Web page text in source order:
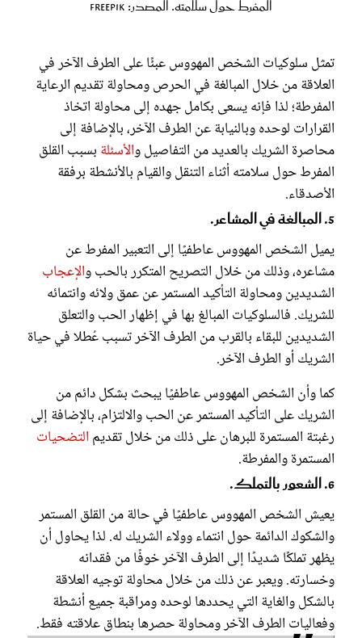
المفرط حول سلامته. المصدر: freepik
تمثل سلوكيات الشخص المهووس عبئًا على الطرف الآخر في
العلاقة من خلال المبالغة في الحرص ومحاولة تقديم الرعاية
المفرطة؛ لذا فإنه يسعى بكامل جهده إلى محاولة اتخاذ
القرارات لوحده وبالنيابة عن الطرف الآخر، بالإضافة إلى
محاصرة الشريك بالعديد من التفاصيل والأسئلة بسبب القلق
المفرط حول سلامته أثناء التنقل والقيام بالأنشطة برفقة
الأصدقاء.
5. المبالغة في المشاعر.
يميل الشخص المهووس عاطفيًا إلى التعبير المفرط عن
مشاعره، وذلك من خلال التصريح المتكرر بالحب والإعجاب
الشديدين ومحاولة التأكيد المستمر عن عمق ولائه وانتمائه
للشريك. فالسلوكيات المبالغ بها في إظهار الحب والتعلق
الشديدين للبقاء بالقرب من الطرف الآخر تسبب عُطلا في حياة
الشريك أو الطرف الآخر.
كما وأن الشخص المهووس عاطفيًا يبحث بشكل دائم من
الشريك على التأكيد المستمر عن الحب والالتزام، بالإضافة إلى
رغبتة المستمرة للبرهان على ذلك من خلال تقديم التضحيات
المستمرة والمفرطة.
6. الشعور بالتملك.
يعيش الشخص المهووس عاطفيًا في حالة من القلق المستمر
والشكوك الدائمة حول انتماء وولاء الشريك له. لذا يحاول أن
يظهر تملكًا شديدًا إلى الطرف الآخر خوفًا من فقدانه
وخسارته. ويعبر عن ذلك من خلال محاولة توجيه العلاقة
بالشكل والغاية التي يحددها لوحده ومراقبة جميع أنشطة
وفعاليات الطرف الآخر ومحاولة حصرها بنطاق علاقته فقط.